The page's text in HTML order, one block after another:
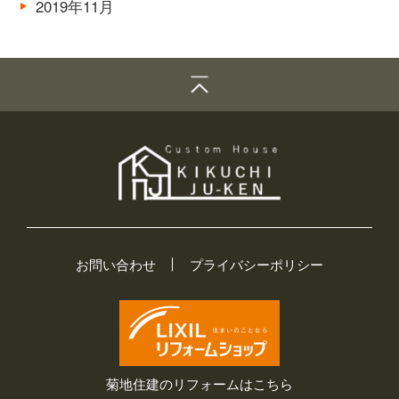
2019年11月
お問い合わせ プライバシーポリシー
菊地住建のリフォームはこちら